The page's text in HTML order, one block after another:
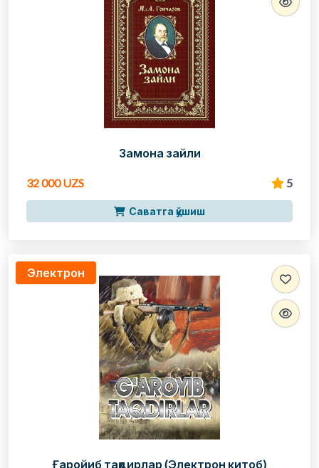
Замона зайли
32 000 UZS 5
Саватга қўшиш
Электрон
Ғаройиб тақдирлар (Электрон китоб)